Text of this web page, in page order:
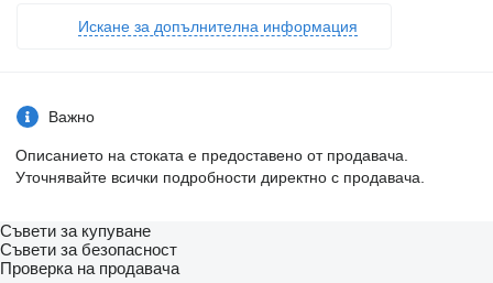
Begrenzungsleuchten seitlich
Fahrassistenz-System
Spurwechsel-Warnsystem
Generator 185 A
Laderaumtrennwand
Lenksäule (Lenkrad) höhenverstellbar
3 Ltr
96 kW dCi Diesel KAT
Raucher-Paket
Искане за допълнителна информация
Важно
Описанието на стоката е предоставено от продавача.
Уточнявайте всички подробности директно с продавача.
Съвети за купуване
Съвети за безопасност
Проверка на продавача